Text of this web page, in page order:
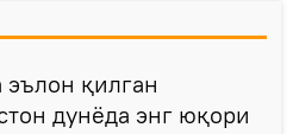
қилган
дунёда энг юқори